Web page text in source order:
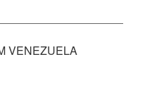
VENEZUELA